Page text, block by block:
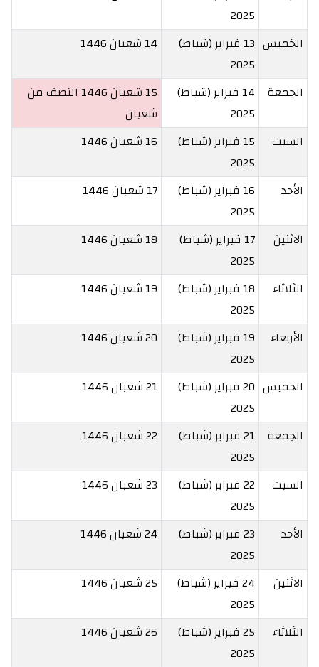
2025
الخميس
13 فبراير (شباط)
2025
14 شعبان 1446
الجمعة
14 فبراير (شباط)
2025
15 شعبان 1446
النصف من
شعبان
السبت
15 فبراير (شباط)
2025
16 شعبان 1446
الأحد
16 فبراير (شباط)
2025
17 شعبان 1446
الاثنين
17 فبراير (شباط)
2025
18 شعبان 1446
الثلاثاء
18 فبراير (شباط)
2025
19 شعبان 1446
الأربعاء
19 فبراير (شباط)
2025
20 شعبان 1446
الخميس
20 فبراير (شباط)
2025
21 شعبان 1446
الجمعة
21 فبراير (شباط)
2025
22 شعبان 1446
السبت
22 فبراير (شباط)
2025
23 شعبان 1446
الأحد
23 فبراير (شباط)
2025
24 شعبان 1446
الاثنين
24 فبراير (شباط)
2025
25 شعبان 1446
الثلاثاء
25 فبراير (شباط)
2025
26 شعبان 1446